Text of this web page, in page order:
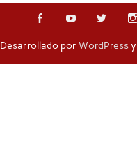
Desarrollado por WordPressy